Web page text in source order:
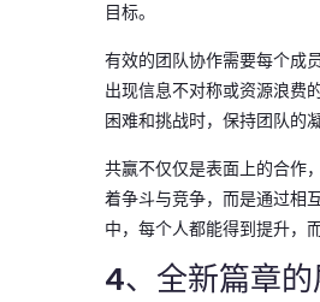
目标。
有效的团队协作需要每个成
出现信息不对称或资源浪费
困难和挑战时，保持团队的
共赢不仅仅是表面上的合作
着争斗与竞争，而是通过相
中，每个人都能得到提升，
4、全新篇章